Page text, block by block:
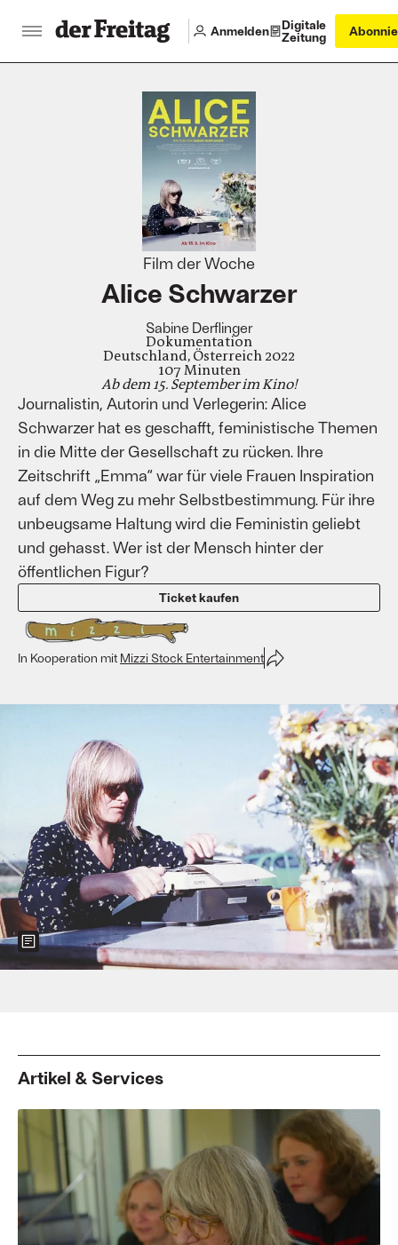
Anmelden
Digitale
Zeitung
Film der Woche
Alice Schwarzer
Sabine Derflinger
Dokumentation
Deutschland, Österreich 2022
107 Minuten
Ab dem 15. September im Kino!
Journalistin, Autorin und Verlegerin: Alice
Schwarzer hat es geschafft, feministische Themen
in die Mitte der Gesellschaft zu rücken. Ihre
Zeitschrift „Emma“ war für viele Frauen Inspiration
auf dem Weg zu mehr Selbstbestimmung. Für ihre
unbeugsame Haltung wird die Feministin geliebt
und gehasst. Wer ist der Mensch hinter der
öffentlichen Figur?
Ticket kaufen
In Kooperation mit Mizzi Stock Entertainment
Show more information about the image
Artikel & Services